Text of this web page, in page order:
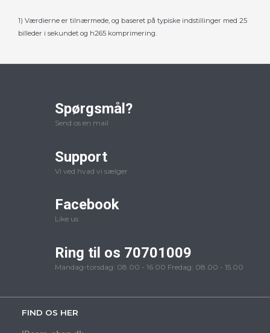
1) Værdierne er tilnærmede, og baseret på typiske indstillinger med 25
billeder i sekundet og h265 komprimering.
Spørgsmål?
Send os en mail
Support
Vi ved hvad vi sælger
Facebook
Like us
Ring til os 70701009
Mandag-torsdag: 08.00 - 16.00 Fredag: 08.00 - 15.00
FIND OS HER